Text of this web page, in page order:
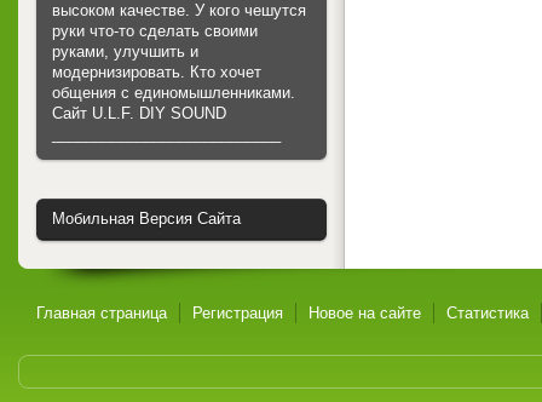
высоком качестве. У кого чешутся
руки что-то сделать своими
руками, улучшить и
модернизировать. Кто хочет
общения с единомышленниками.
Cайт U.L.F. DIY SOUND
Мобильная Версия Сайта
Главная страница Регистрация Новое на сайте Статистика